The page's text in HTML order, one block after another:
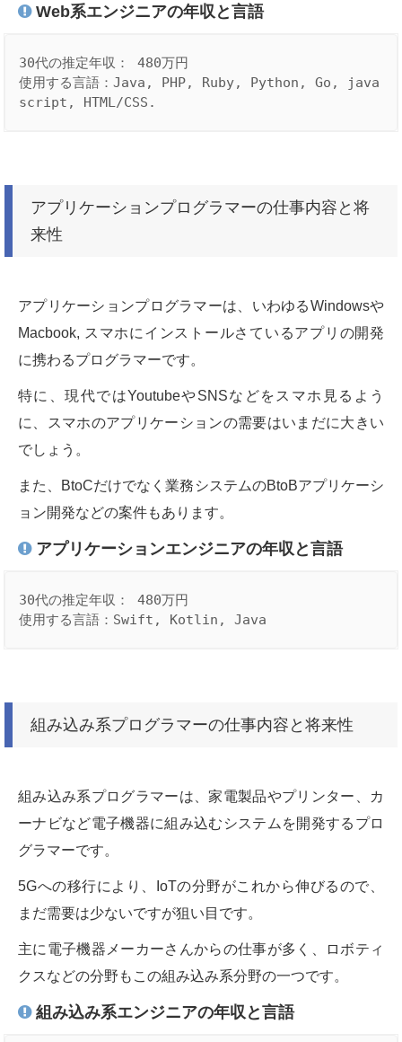
Web系エンジニアの年収と言語
30代の推定年収： 480万円
使用する言語：Java, PHP, Ruby, Python, Go, java
アプリケーションプログラマーの仕事内容と将
来性
アプリケーションプログラマーは、いわゆるWindowsや
Macbook, スマホにインストールさているアプリの開発
に携わるプログラマーです。
特に、現代ではYoutubeやSNSなどをスマホ見るよう
に、スマホのアプリケーションの需要はいまだに大きい
でしょう。
また、BtoCだけでなく業務システムのBtoBアプリケーシ
ョン開発などの案件もあります。
アプリケーションエンジニアの年収と言語
30代の推定年収： 480万円
組み込み系プログラマーの仕事内容と将来性
組み込み系プログラマーは、家電製品やプリンター、カ
ーナビなど電子機器に組み込むシステムを開発するプロ
グラマーです。
5Gへの移行により、IoTの分野がこれから伸びるので、
まだ需要は少ないですが狙い目です。
主に電子機器メーカーさんからの仕事が多く、ロボティ
クスなどの分野もこの組み込み系分野の一つです。
組み込み系エンジニアの年収と言語